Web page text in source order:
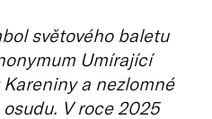
světového baletu
Umírající
a nezlomné
V roce 2025